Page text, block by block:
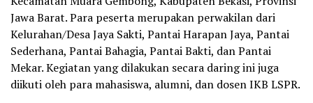
Jawa Barat. Para peserta merupakan perwakilan dari
Kelurahan/Desa Jaya Sakti, Pantai Harapan Jaya, Pantai
Sederhana, Pantai Bahagia, Pantai Bakti, dan Pantai
Mekar. Kegiatan yang dilakukan secara daring ini juga
diikuti oleh para mahasiswa, alumni, dan dosen IKB LSPR.